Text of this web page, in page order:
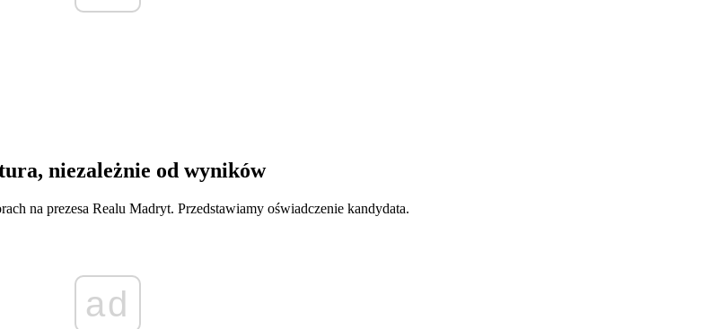
niezależnie od wyników
na prezesa Realu Madryt. Przedstawiamy oświadczenie kandydata.
ad